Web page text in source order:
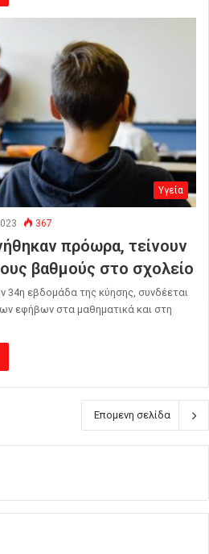
Υγεία
367
πρόωρα, τείνουν
βαθμούς στο σχολείο
34η εβδομάδα της κύησης, συνδέεται
εφήβων στα μαθηματικά και στη
Επομενη σελίδα